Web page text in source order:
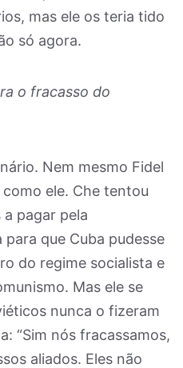
mas ele os teria tido
só agora.
o fracasso do
Nem mesmo Fidel
ele. Che tentou
pagar pela
que Cuba pudesse
do regime socialista e
Mas ele se
nunca o fizeram
“Sim nós fracassamos,
aliados. Eles não